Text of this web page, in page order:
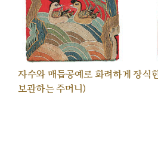
자수와 매듭공예로 화려하게 장식
보관하는 주머니)